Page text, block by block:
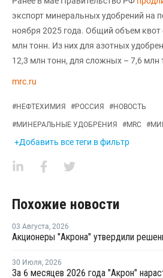
экспорт минеральных удобрений на
ноября 2025 года. Общий объем квот
млн тонн. Из них для азотных
12,3 млн тонн, для сложных – 7,6 млн
mrc.ru
#НЕФТЕХИМИЯ #РОССИЯ #НОВОСТЬ
#МИНЕРАЛЬНЫЕ УДОБРЕНИЯ #MRC #
+Добавить все теги в фильтр
Похожие новости
03 Августа, 2026
30 Июля, 2026